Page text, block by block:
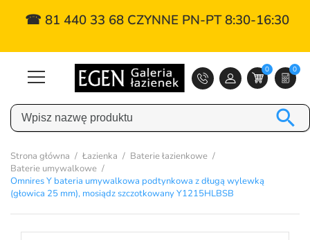
☎ 81 440 33 68 CZYNNE PN-PT 8:30-16:30
0 0

Strona główna Łazienka
Baterie łazienkowe
Baterie umywalkowe
Omnires Y bateria umywalkowa podtynkowa z długą wylewką
(głowica 25 mm), mosiądz szczotkowany Y1215HLBSB